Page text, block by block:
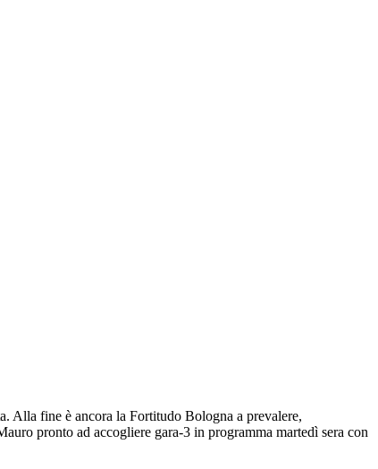
Alla fine è ancora la Fortitudo Bologna a prevalere,
pronto ad accogliere gara-3 in programma martedì sera con